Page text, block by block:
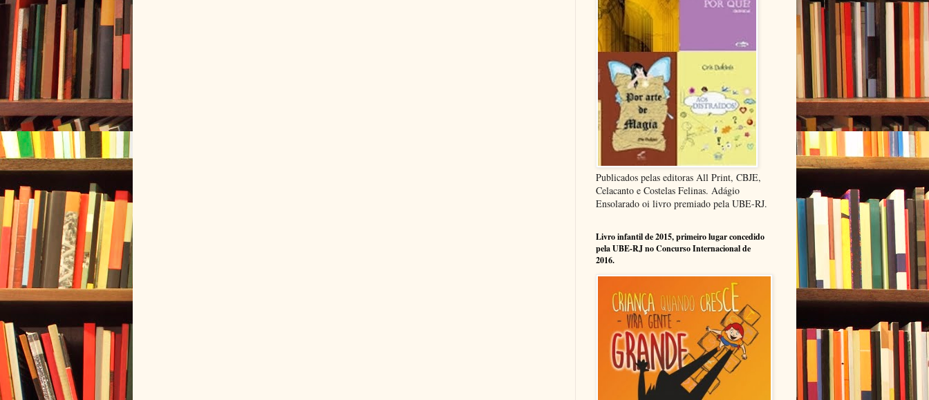
Publicados pelas editoras All Print, CBJE,
Celacanto e Costelas Felinas. Adágio
Ensolarado oi livro premiado pela UBE-RJ.
Livro infantil de 2015, primeiro lugar concedido
pela UBE-RJ no Concurso Internacional de
2016.